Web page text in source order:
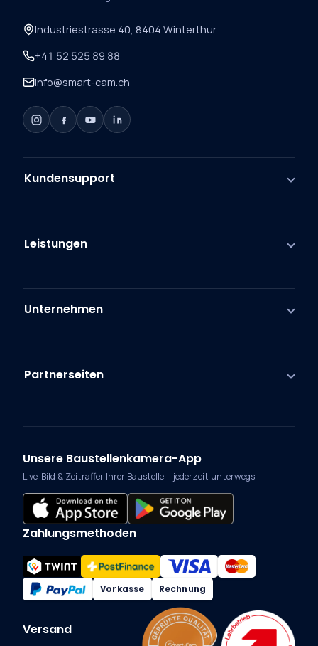
Industriestrasse 40, 8404 Winterthur
+41 52 525 89 88
info@smart-cam.ch
Kundensupport
Leistungen
Unternehmen
Partnerseiten
Unsere Baustellenkamera-App
Live-Bild & Zeitraffer Ihrer Baustelle – jederzeit unterwegs
Zahlungsmethoden
Vorkasse Rechnung
Versand